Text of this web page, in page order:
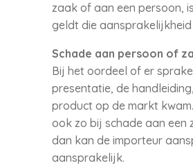
zaak of aan een persoon,
geldt die
Schade aan persoon of
Bij het oordeel of er
presentatie, de
product op de markt
ook zo bij schade aan een
dan kan de importeur
aansprakelijk.